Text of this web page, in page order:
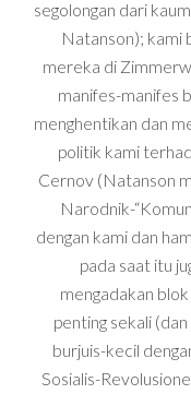
segolongan dari
Natanson); kami
mereka di
manifes-manifes
menghentikan dan
politik kami
Cernov (Natanson
Narodnik-
dengan kami dan
pada saat itu
mengadakan
penting sekali
burjuis-kecil
Sosialis-